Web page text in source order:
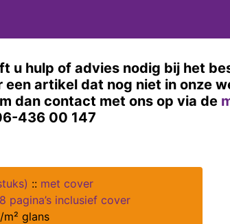
u hulp of advies nodig bij het
een artikel dat nog niet in onze
dan contact met ons op via de
436 00 147
:: met cover
8 pagina’s inclusief cover
glans